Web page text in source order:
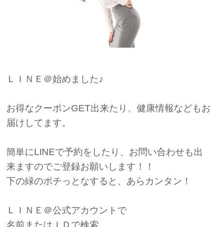
ＬＩＮＥ＠始めました♪
お得なクーポンGET出来たり、健康情報などもお
届けしてます。
簡単にLINEで予約をしたり、お問い合わせも出
来ますのでご登録お願いします！！
下の緑のポチっとなすると、あらカンタン！
ＬＩＮＥ＠公式アカウントで
名前またはＩＤで検索